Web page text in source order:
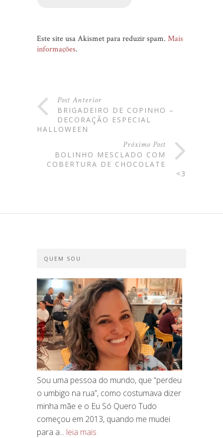
Este site usa Akismet para reduzir spam. Mais
informações.
Post Anterior
BRIGADEIRO DE COPINHO –
DECORAÇÃO ESPECIAL
HALLOWEEN
Próximo Post
BOLINHO MESCLADO COM
COBERTURA DE CHOCOLATE
<3
QUEM SOU
Sou uma pessoa do mundo, que “perdeu
o umbigo na rua”, como costumava dizer
minha mãe e o Eu Só Quero Tudo
começou em 2013, quando me mudei
para a... leia mais